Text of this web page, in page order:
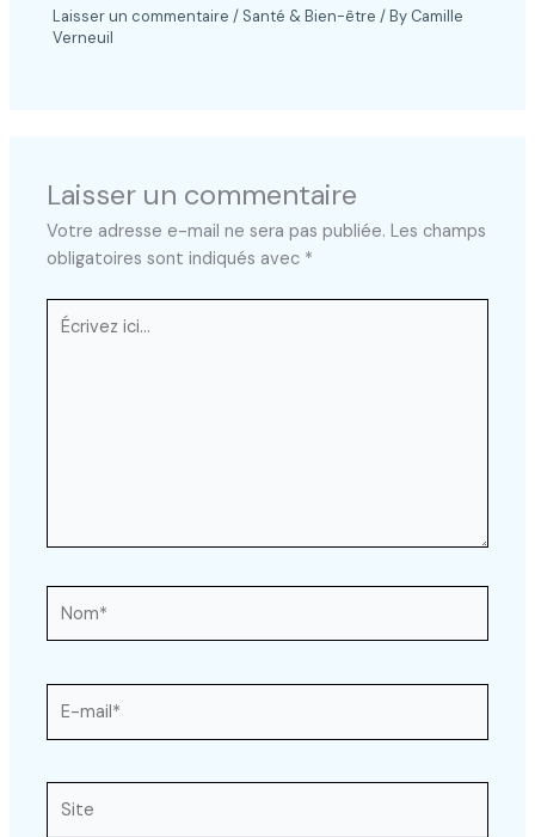
Laisser un commentaire / Santé & Bien-être / By Camille
Verneuil
Laisser un commentaire
Votre adresse e-mail ne sera pas publiée. Les champs
obligatoires sont indiqués avec *
Écrivez
ici…
mail*